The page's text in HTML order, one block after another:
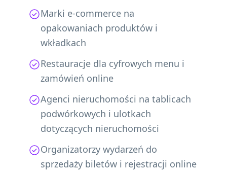
Marki e-commerce na
opakowaniach produktów i
wkładkach
Restauracje dla cyfrowych menu i
zamówień online
Agenci nieruchomości na tablicach
podwórkowych i ulotkach
dotyczących nieruchomości
Organizatorzy wydarzeń do
sprzedaży biletów i rejestracji online